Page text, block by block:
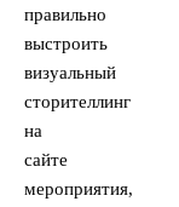
правильно
выстроить
визуальный
сторителлинг
на
сайте
мероприятия,